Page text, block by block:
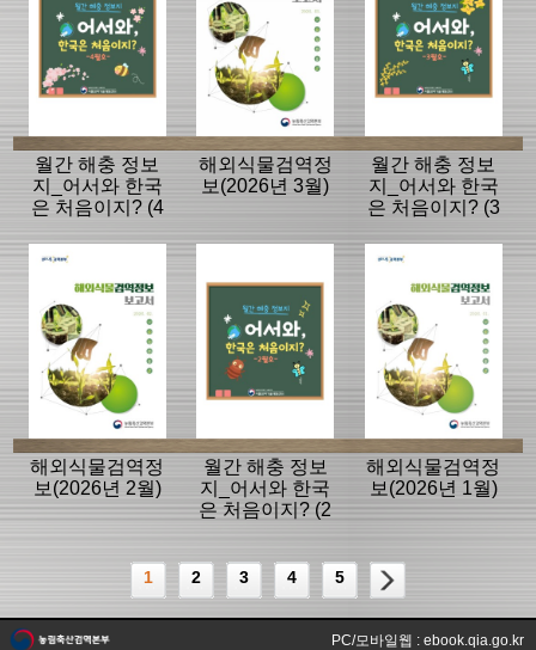
월간 해충 정보
지_어서와 한국
은 처음이지? (4
해외식물검역정
보(2026년 3월)
월간 해충 정보
지_어서와 한국
은 처음이지? (3
해외식물검역정
보(2026년 2월)
월간 해충 정보
지_어서와 한국
은 처음이지? (2
해외식물검역정
보(2026년 1월)
1 2 3 4 5
PC/모바일웹 : ebook.qia.go.kr